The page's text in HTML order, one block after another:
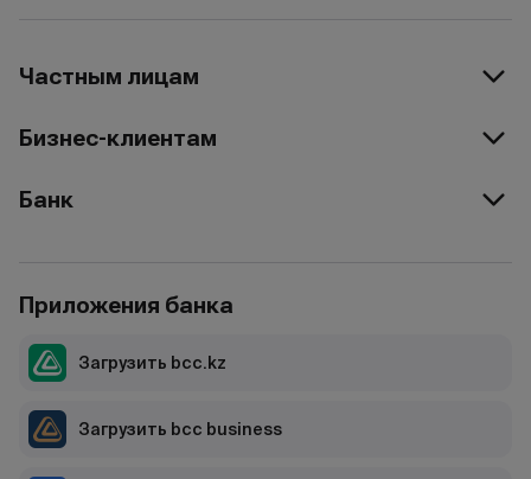
Частным лицам
Бизнес-клиентам
Банк
Приложения банка
Загрузить bcc.kz
Загрузить bcc business